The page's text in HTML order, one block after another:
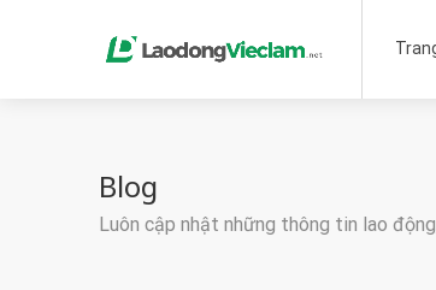
Blog
Luôn cập nhật những thông tin lao